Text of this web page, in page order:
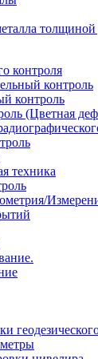
контроля
контроль
контроль
(Цветная
техника